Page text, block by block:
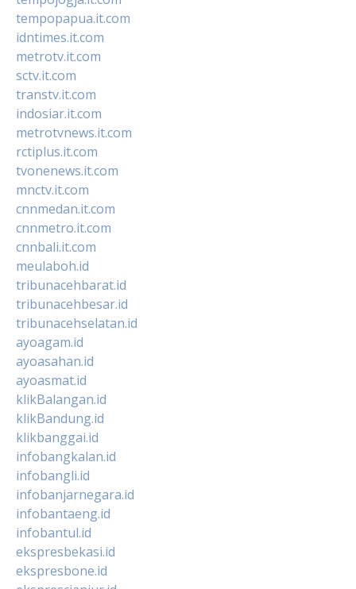
tempopapua.it.com
idntimes.it.com
metrotv.it.com
sctv.it.com
transtv.it.com
indosiar.it.com
metrotvnews.it.com
rctiplus.it.com
tvonenews.it.com
mnctv.it.com
cnnmedan.it.com
cnnmetro.it.com
cnnbali.it.com
meulaboh.id
tribunacehbarat.id
tribunacehbesar.id
tribunacehselatan.id
ayoagam.id
ayoasahan.id
ayoasmat.id
klikBalangan.id
klikBandung.id
klikbanggai.id
infobangkalan.id
infobangli.id
infobanjarnegara.id
infobantaeng.id
infobantul.id
ekspresbekasi.id
ekspresbone.id